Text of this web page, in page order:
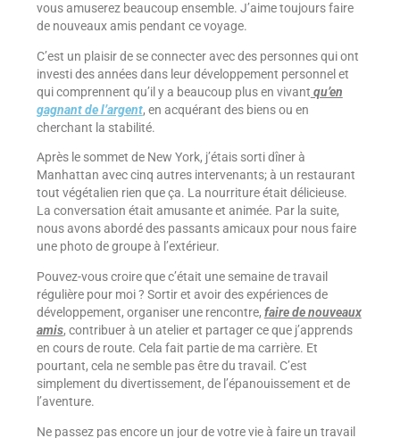
vous amuserez beaucoup ensemble. J’aime toujours faire
de nouveaux amis pendant ce voyage.
C’est un plaisir de se connecter avec des personnes qui ont
investi des années dans leur développement personnel et
qui comprennent qu’il y a beaucoup plus en vivant qu’en
gagnant de l’argent, en acquérant des biens ou en
cherchant la stabilité.
Après le sommet de New York, j’étais sorti dîner à
Manhattan avec cinq autres intervenants; à un restaurant
tout végétalien rien que ça. La nourriture était délicieuse.
La conversation était amusante et animée. Par la suite,
nous avons abordé des passants amicaux pour nous faire
une photo de groupe à l’extérieur.
Pouvez-vous croire que c’était une semaine de travail
régulière pour moi ? Sortir et avoir des expériences de
développement, organiser une rencontre, faire de nouveaux
amis, contribuer à un atelier et partager ce que j’apprends
en cours de route. Cela fait partie de ma carrière. Et
pourtant, cela ne semble pas être du travail. C’est
simplement du divertissement, de l’épanouissement et de
l’aventure.
Ne passez pas encore un jour de votre vie à faire un travail